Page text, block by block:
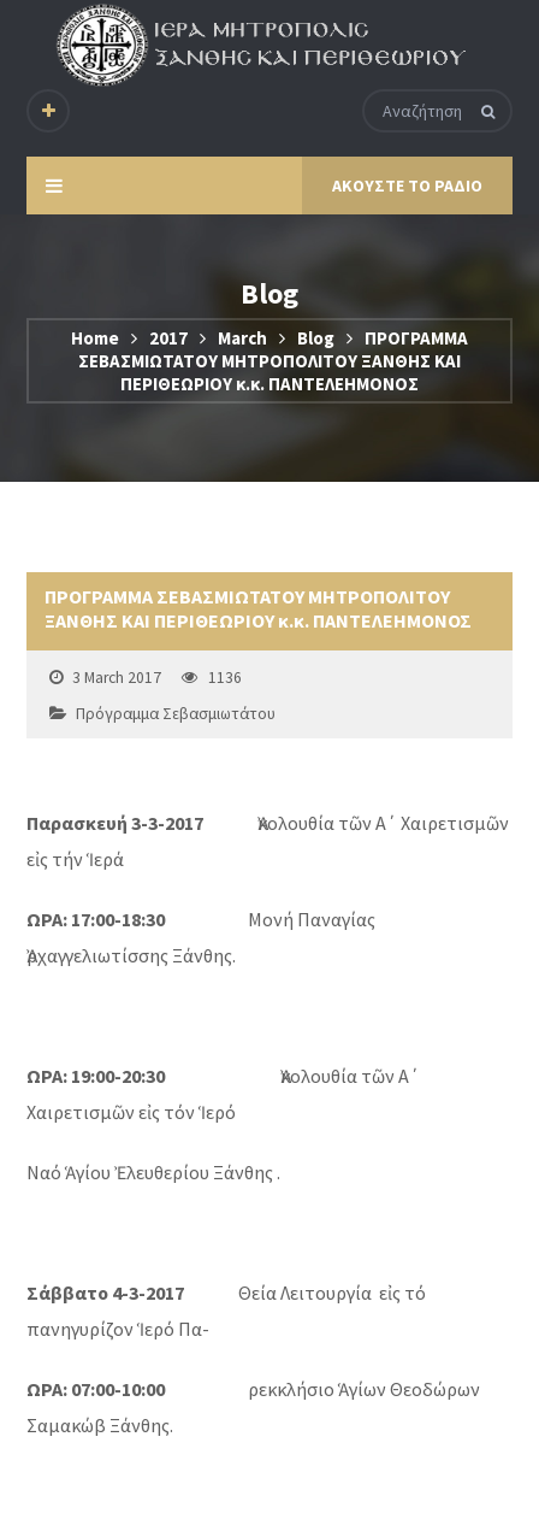
ΑΚΟΥΣΤΕ ΤΟ ΡΑΔΙΟ
Blog
Home 2017 March Blog
ΠΡΟΓΡΑΜΜΑ
ΣΕΒΑΣΜΙΩΤΑΤΟΥ ΜΗΤΡΟΠΟΛΙΤΟΥ ΞΑΝΘΗΣ ΚΑΙ
ΠΕΡΙΘΕΩΡΙΟΥ κ.κ. ΠΑΝΤΕΛΕΗΜΟΝΟΣ
ΠΡΟΓΡΑΜΜΑ ΣΕΒΑΣΜΙΩΤΑΤΟΥ ΜΗΤΡΟΠΟΛΙΤΟΥ
ΞΑΝΘΗΣ ΚΑΙ ΠΕΡΙΘΕΩΡΙΟΥ κ.κ. ΠΑΝΤΕΛΕΗΜΟΝΟΣ
3 March 2017
1136
Πρόγραμμα Σεβασμιωτάτου
Παρασκευή 3-3-2017 Ἀκολουθία τῶν Α΄ Χαιρετισμῶν
εἰς τήν Ἱερά
ΩΡΑ: 17:00-18:30
Μονή Παναγίας
Ἀρχαγγελιωτίσσης Ξάνθης.
ΩΡΑ: 19:00-20:30Ἀκολουθία τῶν Α΄
Χαιρετισμῶν εἰς τόν Ἱερό
Ναό Ἁγίου Ἐλευθερίου Ξάνθης .
Σάββατο 4-3-2017 Θεία Λειτουργία εἰς τό
πανηγυρίζον Ἱερό Πα-
ΩΡΑ: 07:00-10:00 ρεκκλήσιο Ἁγίων Θεοδώρων
Σαμακώβ Ξάνθης.